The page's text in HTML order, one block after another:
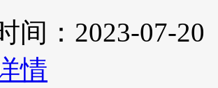
间：2023-07-20
情